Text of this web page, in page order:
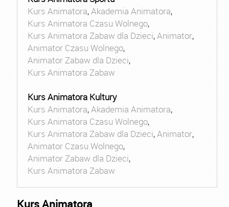
Kurs Animatora,Akademia Animatora,
Kurs Animatora Czasu Wolnego,
Kurs Animatora Zabaw dla Dzieci,Animator,
Animator Czasu Wolnego,
Animator Zabaw dla Dzieci,
Kurs Animatora Zabaw
Kurs Animatora Kultury
Kurs Animatora,Akademia Animatora,
Kurs Animatora Czasu Wolnego,
Kurs Animatora Zabaw dla Dzieci,Animator,
Animator Czasu Wolnego,
Animator Zabaw dla Dzieci,
Kurs Animatora Zabaw